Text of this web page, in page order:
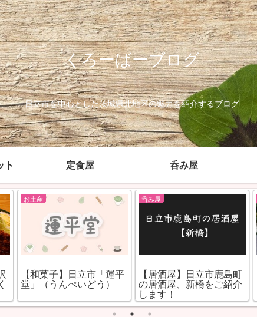
くろーばーブログ
日立市を中心とした茨城県北地区の魅力を紹介するブログ
ト 定食屋 呑み屋
お土産
【和菓子】日立市「運平
堂」（うんぺいどう）
呑み屋
【居酒屋】日立市鹿島町
の居酒屋、新橋をご紹介
します！